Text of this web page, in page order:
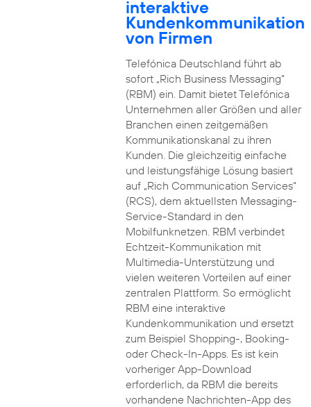
interaktive
Kundenkommunikation
von Firmen
Telefónica Deutschland führt ab
sofort „Rich Business Messaging“
(RBM) ein. Damit bietet Telefónica
Unternehmen aller Größen und aller
Branchen einen zeitgemäßen
Kommunikationskanal zu ihren
Kunden. Die gleichzeitig einfache
und leistungsfähige Lösung basiert
auf „Rich Communication Services“
(RCS), dem aktuellsten Messaging-
Service-Standard in den
Mobilfunknetzen. RBM verbindet
Echtzeit-Kommunikation mit
Multimedia-Unterstützung und
vielen weiteren Vorteilen auf einer
zentralen Plattform. So ermöglicht
RBM eine interaktive
Kundenkommunikation und ersetzt
zum Beispiel Shopping-, Booking-
oder Check-In-Apps. Es ist kein
vorheriger App-Download
erforderlich, da RBM die bereits
vorhandene Nachrichten-App des